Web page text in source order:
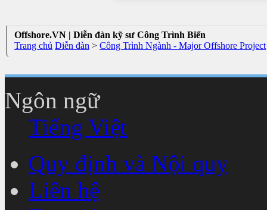
Offshore.VN | Diễn đàn kỹ sư Công Trình Biển
Trang chủ Diễn đàn > Công Trình Ngành - Major Offshore Project
Ngôn ngữ
Tiếng Việt
Quy định và Nội quy
Liên hệ